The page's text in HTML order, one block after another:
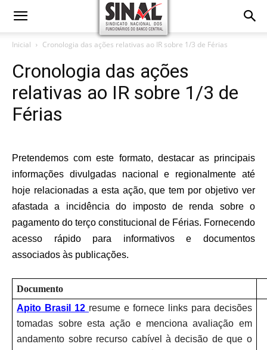
Inicial Cronologia das ações relativas ao IR sobre 1/3 de Férias
Cronologia das ações
relativas ao IR sobre 1/3 de
Férias
Pretendemos com este formato, destacar as principais
informações divulgadas nacional e regionalmente até
hoje relacionadas a esta ação, que tem por objetivo ver
afastada a incidência do imposto de renda sobre o
pagamento do terço constitucional de Férias. Fornecendo
acesso rápido para informativos e documentos
associados às publicações.
Documento
Apito Brasil 12 resume e fornece links para decisões
tomadas sobre esta ação e menciona avaliação em
andamento sobre recurso cabível à decisão de que o